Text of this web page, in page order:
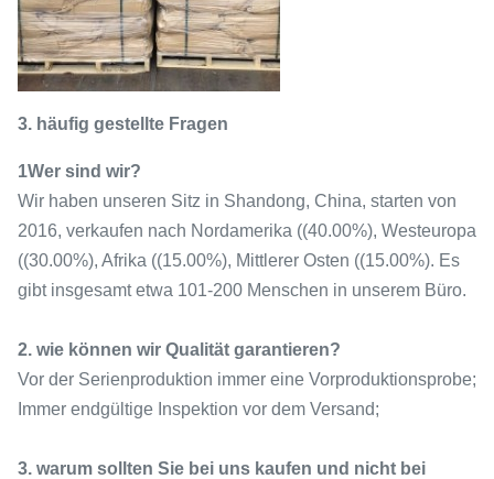
3. häufig gestellte Fragen
1Wer sind wir?
Wir haben unseren Sitz in Shandong, China, starten von
2016, verkaufen nach Nordamerika ((40.00%), Westeuropa
((30.00%), Afrika ((15.00%), Mittlerer Osten ((15.00%). Es
gibt insgesamt etwa 101-200 Menschen in unserem Büro.
2. wie können wir Qualität garantieren?
Vor der Serienproduktion immer eine Vorproduktionsprobe;
Immer endgültige Inspektion vor dem Versand;
3. warum sollten Sie bei uns kaufen und nicht bei